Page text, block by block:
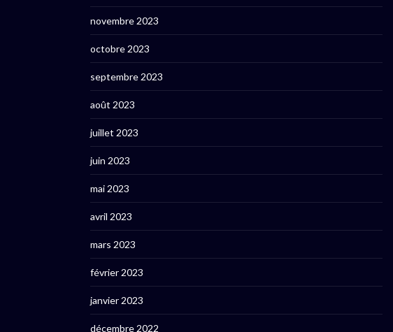
novembre 2023
octobre 2023
septembre 2023
août 2023
juillet 2023
juin 2023
mai 2023
avril 2023
mars 2023
février 2023
janvier 2023
décembre 2022